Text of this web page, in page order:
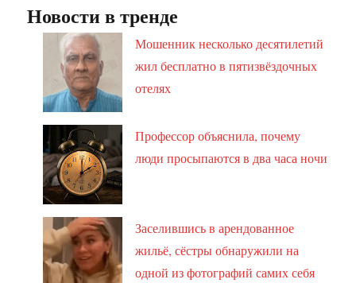
Новости в тренде
Мошенник несколько десятилетий
жил бесплатно в пятизвёздочных
отелях
Профессор объяснила, почему
люди просыпаются в два часа ночи
Заселившись в арендованное
жильё, сёстры обнаружили на
одной из фотографий самих себя